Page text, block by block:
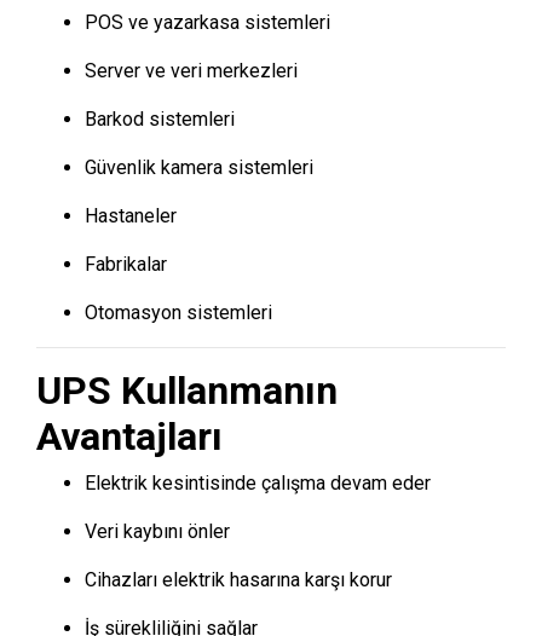
POS ve yazarkasa sistemleri
Server ve veri merkezleri
Barkod sistemleri
Güvenlik kamera sistemleri
Hastaneler
Fabrikalar
Otomasyon sistemleri
UPS Kullanmanın
Avantajları
Elektrik kesintisinde çalışma devam eder
Veri kaybını önler
Cihazları elektrik hasarına karşı korur
İş sürekliliğini sağlar